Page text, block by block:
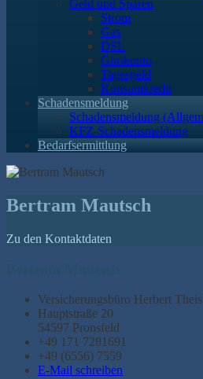
Geld und Sparen
Strom
Gas
DSL
Girokonto
Tagesgeld
Konsumkredit
Schadensmeldung
Schadensmeldung
KFZ-Schadensmeldung
Bedarfsermittlung
Bertram Mautsch
Zu den Kontaktdaten
Versicherungsbüro Herbert
Hauptstraße 20
54597 Pronsfeld
+49 171 7281691
+49 (6556) 7559
E-Mail schreiben